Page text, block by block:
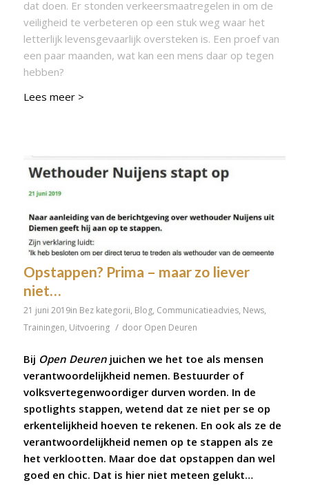
dat doen. Er stonden verkeersmaatregelen in om de
veiligheid te verbeteren op een stuk weg waar het
letterlijk levensgevaarlijk oversteken is. Een proef van
een paar maanden, wat kan een mens daar op tegen
hebben?
Lees meer >
Opstappen? Prima – maar zo liever
niet…
21 juni 2019in Bez kategorii, Blog, Communicatieadvies, News,
Trainingen, Uitvoering / door Open Deuren
Bij Open Deuren juichen we het toe als mensen
verantwoordelijkheid nemen. Bestuurder of
volksvertegenwoordiger durven worden. In de
spotlights stappen, wetend dat ze niet per se op
erkentelijkheid hoeven te rekenen. En ook als ze de
verantwoordelijkheid nemen op te stappen als ze
het verklootten. Maar doe dat opstappen dan wel
goed en chic. Dat is hierniet meteen gelukt…